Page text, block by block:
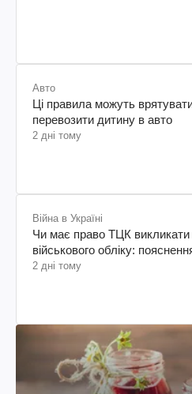
Авто
Ці правила можуть
перевозити дитину в авто
2 дні тому
Війна в Україні
Чи має право ТЦК викликати
військового обліку:
2 дні тому